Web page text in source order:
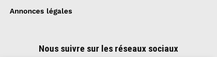
Annonces légales
Nous suivre sur les réseaux sociaux